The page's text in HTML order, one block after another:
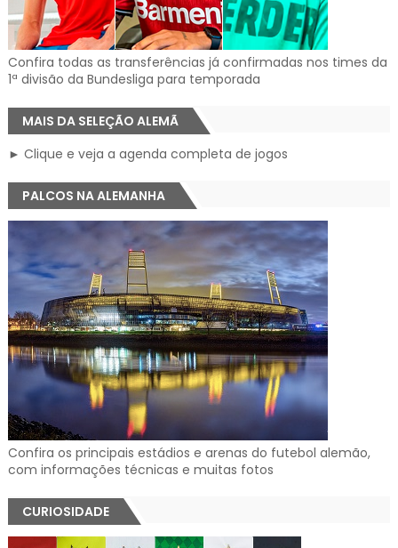
Confira todas as transferências já confirmadas nos times da
1ª divisão da Bundesliga para temporada
MAIS DA SELEÇÃO ALEMÃ
► Clique e veja a agenda completa de jogos
PALCOS NA ALEMANHA
Confira os principais estádios e arenas do futebol alemão,
com informações técnicas e muitas fotos
CURIOSIDADE